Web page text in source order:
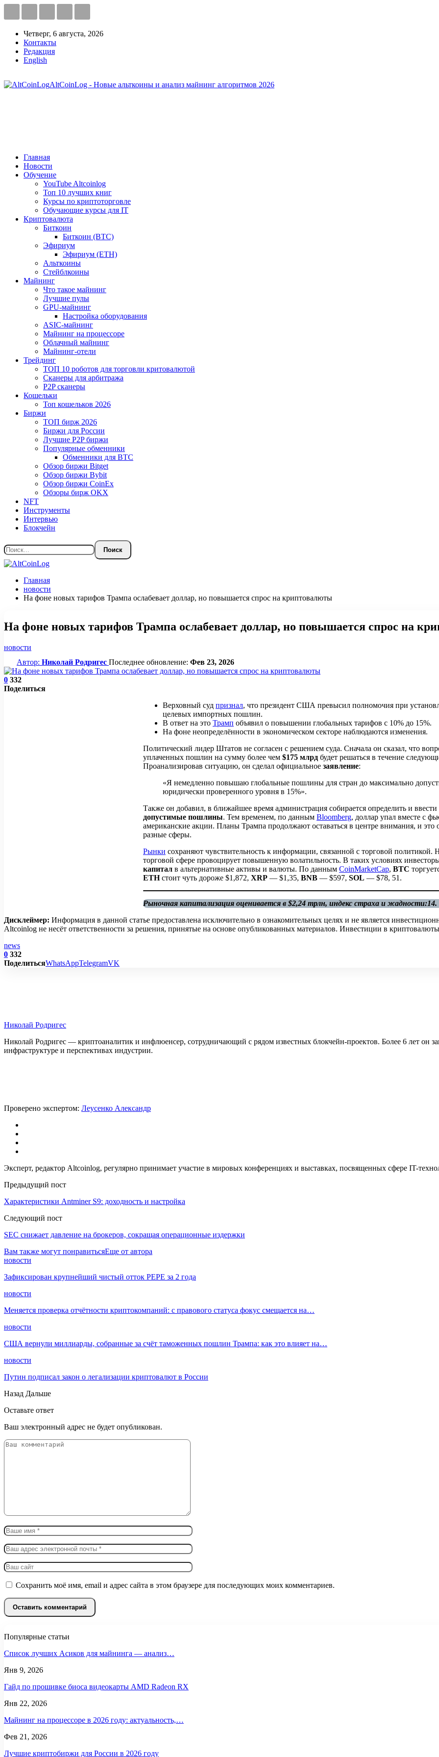
Четверг, 6 августа, 2026
Контакты
Редакция
English
AltCoinLog - Новые альткоины и анализ майнинг алгоритмов 2026
Главная
Новости
Обучение
YouTube Altcoinlog
Топ 10 лучших книг
Курсы по криптоторговле
Обучающие курсы для IT
Криптовалюта
Биткоин
Биткоин (BTC)
Эфириум
Эфириум (ETH)
Альткоины
Стейблкоины
Майнинг
Что такое майнинг
Лучшие пулы
GPU-майнинг
Настройка оборудования
ASIC-майнинг
Майнинг на процессоре
Облачный майнинг
Майнинг-отели
Трейдинг
ТОП 10 роботов для торговли критовалютой
Сканеры для арбитража
P2P сканеры
Кошельки
Топ кошельков 2026
Биржи
ТОП бирж 2026
Биржи для России
Лучшие P2P биржи
Популярные обменники
Обменники для BTC
Обзор биржи Bitget
Обзор биржи Bybit
Обзор биржи CoinEx
Обзоры бирж OKX
NFT
Инструменты
Интервью
Блокчейн
Главная
новости
На фоне новых тарифов Трампа ослабевает доллар, но повышается спрос на криптовалюты
На фоне новых тарифов Трампа ослабевает доллар, но повышается спрос на
новости
Автор: Николай Родригес Последнее обновление: Фев 23, 2026
0 332
Поделиться
Верховный суд признал, что президент США превысил полномочия при
целевых импортных пошлин.
В ответ на это Трамп объявил о повышении глобальных тарифов с 10% до 15%.
На фоне неопределённости в экономическом секторе наблюдаются изменения.
Политический лидер Штатов не согласен с решением суда. Сначала он сказал, что
уплаченных пошлин на сумму более чем $175 млрд будет решаться в течение
Проанализировав ситуацию, он сделал официальное заявление:
«Я немедленно повышаю глобальные пошлины для стран до максимально
юридически проверенного уровня в 15%».
Также он добавил, в ближайшее время администрация собирается определить и ввести
допустимые пошлины. Тем временем, по данным Bloomberg, доллар упал вместе с
американские акции. Планы Трампа продолжают оставаться в центре внимания, и это
разные сферы.
Рынки сохраняют чувствительность к информации, связанной с торговой политикой.
торговой сфере провоцирует повышенную волатильность. В таких условиях
капитал в альтернативные активы и валюты. По данным CoinMarketCap, BTC
ETHстоит чуть дороже $1,872, XRP — $1,35, BNB — $597, SOL — $78, 51.
Рыночная капитализация оценивается в $2,24 трлн, индекс страха и жадности:14.
Дисклеймер: Информация в данной статье предоставлена исключительно в ознакомительных целях и не является
Altcoinlog не несёт ответственности за решения, принятые на основе опубликованных материалов. Инвестиции в
news
0 332
ПоделитьсяWhatsAppTelegramVK
Николай Родригес
Николай Родригес — криптоаналитик и инфлюенсер, сотрудничающий с рядом известных блокчейн-проектов. Более 6 лет он
инфраструктуре и перспективах индустрии.
Проверено экспертом: Леусенко Александр
Эксперт, редактор Altcoinlog, регулярно принимает участие в мировых конференциях и выставках, посвященных сфере IT-
Предыдущий пост
Характеристики Antminer S9: доходность и настройка
Следующий пост
SEC снижает давление на брокеров, сокращая операционные издержки
Вам также могут понравитьсяЕще от автора
новости
Зафиксирован крупнейший чистый отток PEPE за 2 года
новости
Меняется проверка отчётности криптокомпаний: с правового статуса фокус смещается на…
новости
США вернули миллиарды, собранные за счёт таможенных пошлин Трампа: как это влияет на…
новости
Путин подписал закон о легализации криптовалют в России
Назад Дальше
Оставьте ответ
Ваш электронный адрес не будет опубликован.
Сохранить моё имя, email и адрес сайта в этом браузере для последующих моих комментариев.
Популярные статьи
Список лучших Асиков для майнинга — анализ…
Янв 9, 2026
Гайд по прошивке биоса видеокарты AMD Radeon RX
Янв 22, 2026
Майнинг на процессоре в 2026 году: актуальность,…
Фев 21, 2026
Лучшие криптобиржи для России в 2026 году